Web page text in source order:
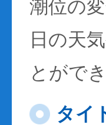
潮位の
日の天
とがで
タイ